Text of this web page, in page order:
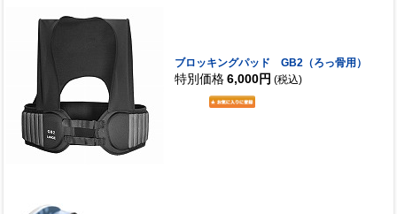
ブロッキングパッド GB2（ろっ骨用）
特別価格 6,000円 (税込)